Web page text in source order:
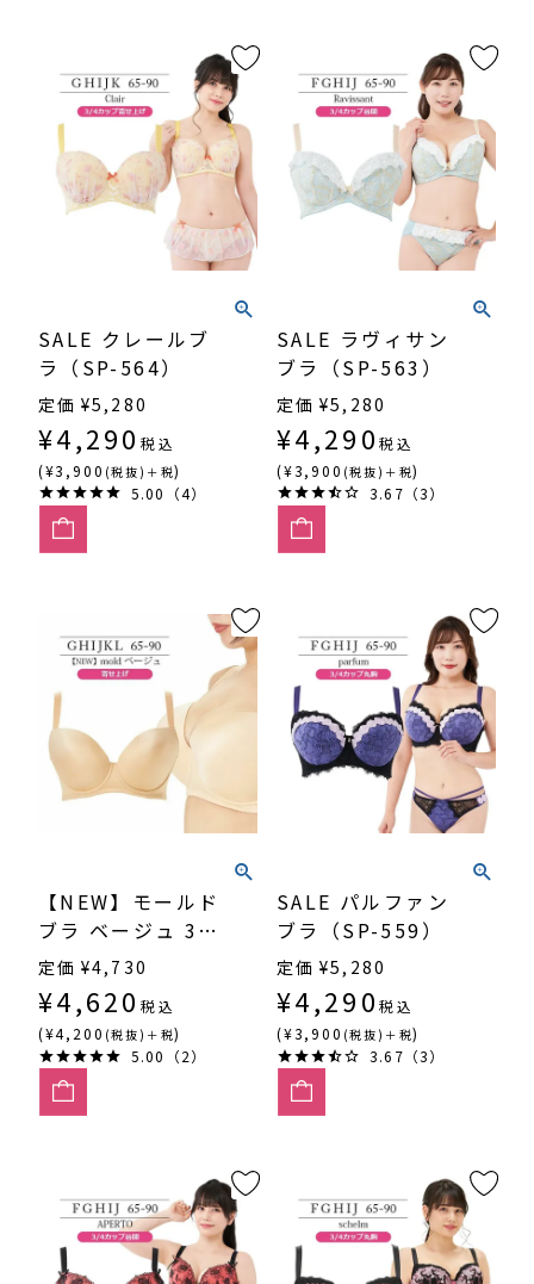
SALE クレールブ
ラ（SP-564）
定価 ¥5,280
¥4,290 税込
(¥3,900 (税抜)＋税)
5.00（4）
SALE ラヴィサン
ブラ（SP-563）
定価 ¥5,280
¥4,290 税込
(¥3,900 (税抜)＋税)
3.67（3）
【NEW】モールド
ブラ ベージュ 3/4
カップ・寄せ上げ
（SP-552）
定価 ¥4,730
¥4,620 税込
(¥4,200 (税抜)＋税)
5.00（2）
SALE パルファン
ブラ（SP-559）
定価 ¥5,280
¥4,290 税込
(¥3,900 (税抜)＋税)
3.67（3）